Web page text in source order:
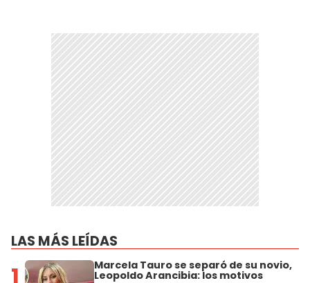
LAS MÁS LEÍDAS
1 Marcela Tauro se separó de su novio,
Leopoldo Arancibia: los motivos